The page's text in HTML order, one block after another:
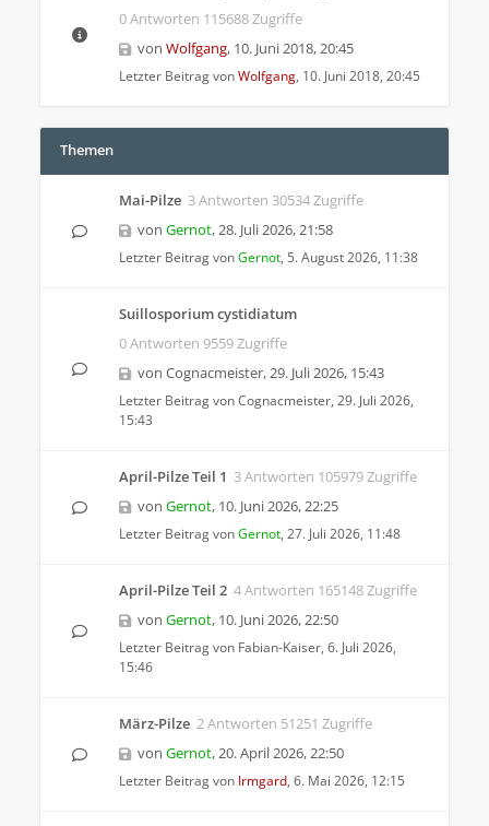
0 Antworten 115688 Zugriffe
von Wolfgang, 10. Juni 2018, 20:45
Letzter Beitrag vonWolfgang, 10. Juni 2018, 20:45
Themen
Mai-Pilze 3 Antworten 30534 Zugriffe
von Gernot,28. Juli 2026, 21:58
Letzter Beitrag vonGernot, 5. August 2026, 11:38
Suillosporium cystidiatum
0 Antworten 9559 Zugriffe
von Cognacmeister,29. Juli 2026, 15:43
Letzter Beitrag vonCognacmeister, 29. Juli 2026,
15:43
April-Pilze Teil 1 3 Antworten 105979 Zugriffe
von Gernot, 10. Juni 2026, 22:25
Letzter Beitrag vonGernot, 27. Juli 2026, 11:48
April-Pilze Teil 2 4 Antworten 165148 Zugriffe
von Gernot, 10. Juni 2026, 22:50
Letzter Beitrag von Fabian-Kaiser, 6. Juli 2026,
15:46
März-Pilze 2 Antworten 51251 Zugriffe
von Gernot,20. April 2026, 22:50
Letzter Beitrag von Irmgard, 6. Mai 2026, 12:15